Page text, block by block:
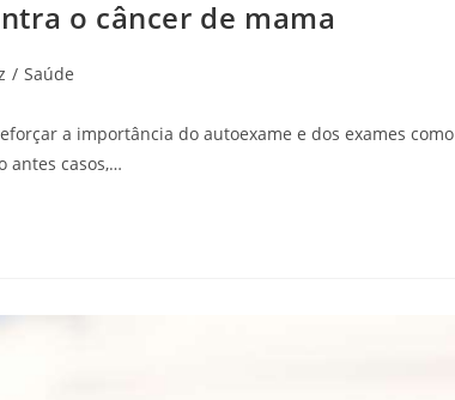
o câncer de mama
/ Saúde
a importância do autoexame e dos exames como
antes casos,…